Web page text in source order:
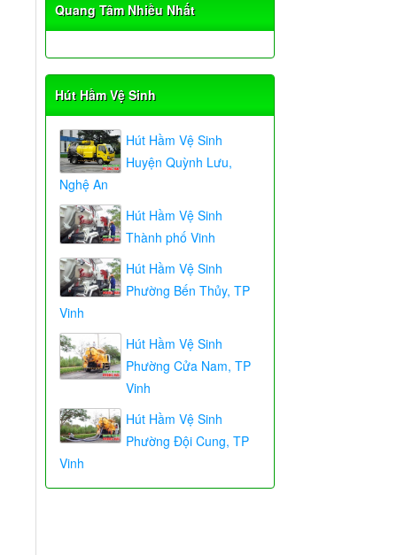
Quang Tâm Nhiều Nhất
Hút Hầm Vệ Sinh
Hút Hầm Vệ Sinh
Huyện Quỳnh Lưu,
Nghệ An
Hút Hầm Vệ Sinh
Thành phố Vinh
Hút Hầm Vệ Sinh
Phường Bến Thủy, TP
Vinh
Hút Hầm Vệ Sinh
Phường Cửa Nam, TP
Vinh
Hút Hầm Vệ Sinh
Phường Đội Cung, TP
Vinh